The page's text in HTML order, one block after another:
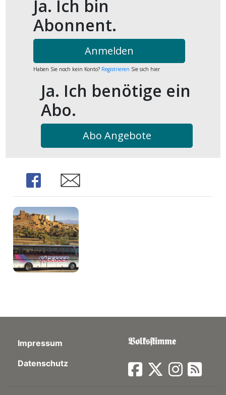
Ja. Ich bin
Abonnent.
Anmelden
Haben Sie noch kein Konto? Registrieren Sie sich hier
Ja. Ich benötige ein
Abo.
Abo Angebote
Share Share
Impressum
Datenschutz